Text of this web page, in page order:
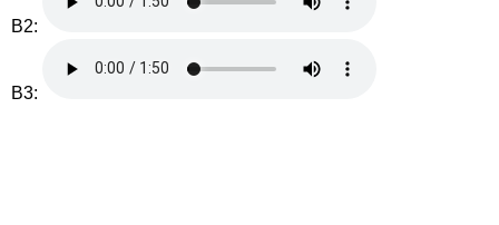
B2:
B3: